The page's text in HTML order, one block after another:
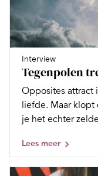
Interview
Tegenpolen
Opposites attract
liefde. Maar
je het echter
Lees meer